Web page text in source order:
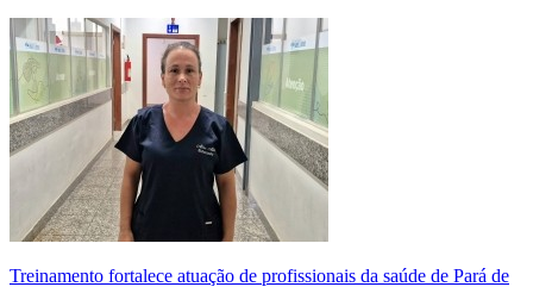
Treinamento fortalece atuação de profissionais da saúde de Pará de